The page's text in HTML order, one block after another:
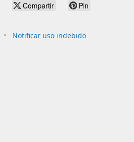
Compartir Pin
Notificar uso indebido